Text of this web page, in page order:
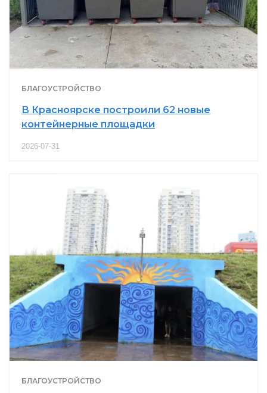
БЛАГОУСТРОЙСТВО
В Красноярске построили 62 новые
контейнерные площадки
2026-07-31
БЛАГОУСТРОЙСТВО